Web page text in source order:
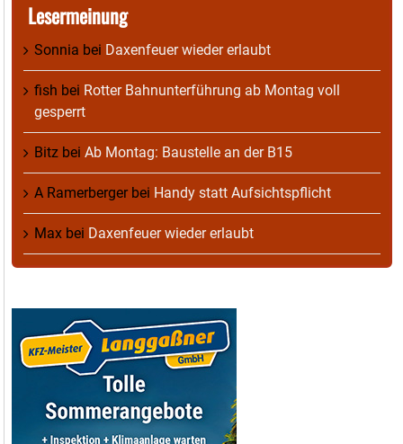
Lesermeinung
Sonnia bei Daxenfeuer wieder erlaubt
fish bei Rotter Bahnunterführung ab Montag voll
gesperrt
Bitz bei Ab Montag: Baustelle an der B15
A Ramerbergerbei Handy statt Aufsichtspflicht
Max bei Daxenfeuer wieder erlaubt